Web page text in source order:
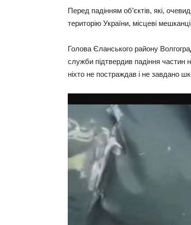
Перед падінням об’єктів, які,
територію України, місцеві
Голова Єланського району
служби підтвердив падіння частин
ніхто не постраждав і не завдано